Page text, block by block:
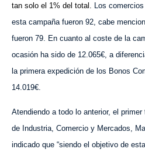
tan solo el 1% del total.
Los
esta campaña fueron 92, cabe
fueron 79. En cuanto al coste de la
ocasión ha sido de 12.065€, a
la primera expedición de los Bonos
14.019€.
Atendiendo a todo lo anterior, el
de Industria, Comercio y Mercados,
indicado que “siendo el objetivo de